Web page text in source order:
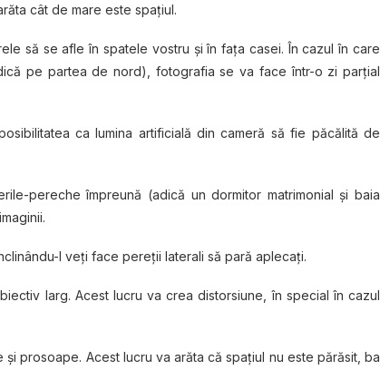
cât de mare este spaţiul.
să se afle în spatele vostru şi în faţa casei. În cazul în care
pe partea de nord), fotografia se va face într-o zi parțial
ca lumina artificială din cameră să fie păcălită de
pereche împreună (adică un dormitor matrimonial și baia
l veţi face pereții laterali să pară aplecaţi.
larg. Acest lucru va crea distorsiune, în special în cazul
prosoape. Acest lucru va arăta că spațiul nu este părăsit, ba